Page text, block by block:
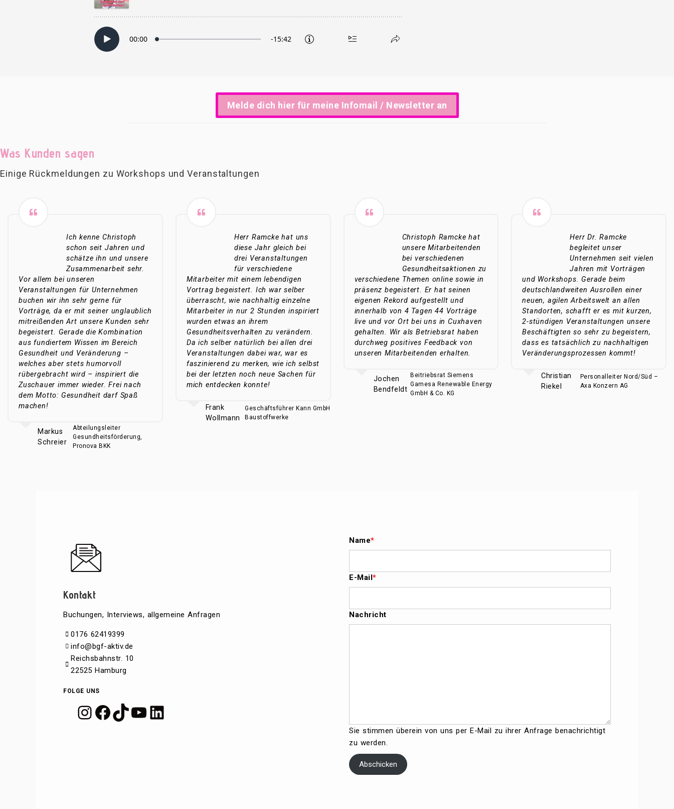
Melde dich hier für meine Infomail / Newsletter an
Was Kunden sagen
Einige Rückmeldungen zu Workshops und Veranstaltungen
Ich kenne Christoph
schon seit Jahren und
schätze ihn und unsere
Zusammenarbeit sehr.
Vor allem bei unseren
Veranstaltungen für Unternehmen
buchen wir ihn sehr gerne für
Vorträge, da er mit seiner unglaublich
mitreißenden Art unsere Kunden sehr
begeistert. Gerade die Kombination
aus fundiertem Wissen im Bereich
Gesundheit und Veränderung –
welches aber stets humorvoll
rübergebracht wird – inspiriert die
Zuschauer immer wieder. Frei nach
dem Motto: Gesundheit darf Spaß
machen!
Markus
Schreier
Abteilungsleiter
Gesundheitsförderung,
Pronova BKK
Herr Ramcke hat uns
diese Jahr gleich bei
drei Veranstaltungen
für verschiedene
Mitarbeiter mit einem lebendigen
Vortrag begeistert. Ich war selber
überrascht, wie nachhaltig einzelne
Mitarbeiter in nur 2 Stunden inspiriert
wurden etwas an ihrem
Gesundheitsverhalten zu verändern.
Da ich selber natürlich bei allen drei
Veranstaltungen dabei war, war es
faszinierend zu merken, wie ich selbst
bei der letzten noch neue Sachen für
mich entdecken konnte!
Frank
Wollmann
Geschäftsführer Kann GmbH
Baustoffwerke
Christoph Ramcke hat
unsere Mitarbeitenden
bei verschiedenen
Gesundheitsaktionen zu
verschiedene Themen online sowie in
präsenz begeistert. Er hat seinen
eigenen Rekord aufgestellt und
innerhalb von 4 Tagen 44 Vorträge
live und vor Ort bei uns in Cuxhaven
gehalten. Wir als Betriebsrat haben
durchweg positives Feedback von
unseren Mitarbeitenden erhalten.
Jochen
Bendfeldt
Beitriebsrat Siemens
Gamesa Renewable Energy
GmbH & Co. KG
Herr Dr. Ramcke
begleitet unser
Unternehmen seit vielen
Jahren mit Vorträgen
und Workshops. Gerade beim
deutschlandweiten Ausrollen einer
neuen, agilen Arbeitswelt an allen
Standorten, schafft er es mit kurzen,
2-stündigen Veranstaltungen unsere
Beschäftigten so sehr zu begeistern,
dass es tatsächlich zu nachhaltigen
Veränderungsprozessen kommt!
Christian
Riekel
Personalleiter Nord/Süd –
Axa Konzern AG
Kontakt
Buchungen, Interviews, allgemeine Anfragen
0176 62419399
info@bgf-aktiv.de
Reichsbahnstr. 10
22525 Hamburg
FOLGE UNS
Instagram
Facebook
TikTok
YouTube
LinkedIn
Name*
E-Mail *
Nachricht
Sie stimmen überein von uns per E-Mail zu ihrer Anfrage benachrichtigt
zu werden.
Abschicken